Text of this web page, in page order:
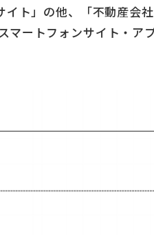
ト」の他、「不動産会
マートフォンサイト・ア